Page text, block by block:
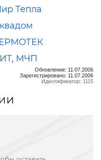
Тепла
МЧП
Обновление: 11.07.2006
Зарегистрировано: 11.07.2006
Идентификатор: 1115